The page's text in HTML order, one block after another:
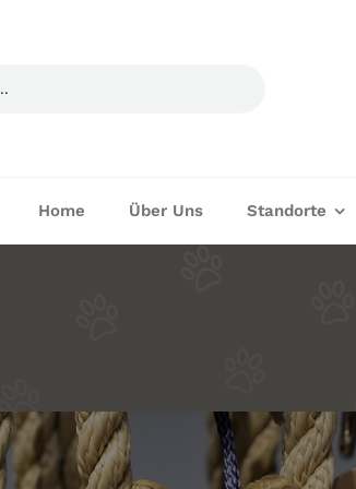
Home Über Uns Standorte